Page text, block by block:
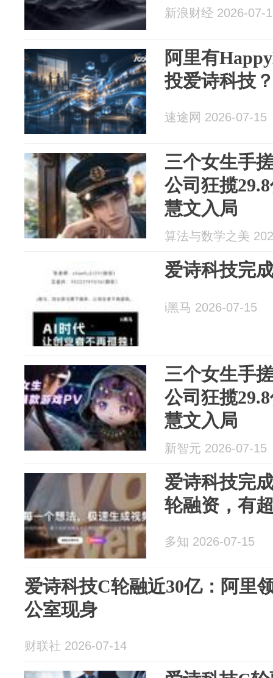
新浪财经 2026-07-
阿里有
投爱诗科技
速途网 2026-07-15
三个女生手
公司狂揽
慧文入局
算法与数学之美
爱诗科技完
i黑马 2026-07-15
三个女生手
公司狂揽
慧文入局
新智元 2026-07-15
爱诗科技完
轮融资，有
多知 2026-07-15
爱诗科技C轮融近30亿：阿里
公室现身
财联社 2026-07-14